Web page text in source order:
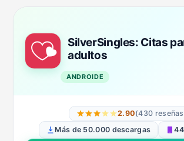
SilverSingles: Citas
adultos
ANDROIDE
2.90(430
Más de 50.000 descargas